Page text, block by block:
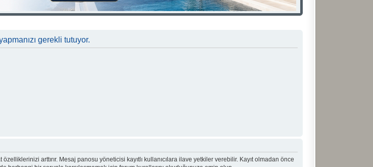
gerekli tutuyor.
arttırır. Mesaj panosu yöneticisi kayıtlı kullanıcılara ilave yetkiler verebilir. Kayıt olmadan önce